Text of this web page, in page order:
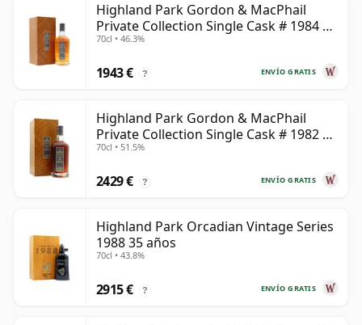
Highland Park Gordon & MacPhail
Private Collection Single Cask # 1984 37
años
70cl • 46.3%
ENVÍO GRATIS
1943 € ?
Highland Park Gordon & MacPhail
Private Collection Single Cask # 1982 40
años
70cl • 51.5%
ENVÍO GRATIS
2429 € ?
Highland Park Orcadian Vintage Series
1988 35 años
70cl • 43.8%
ENVÍO GRATIS
2915 € ?